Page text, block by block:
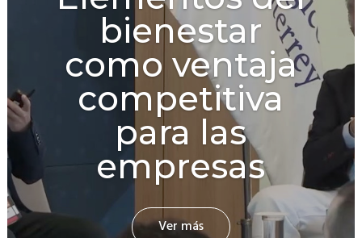
bienestar
como ventaja
competitiva
para las
empresas
Ver más